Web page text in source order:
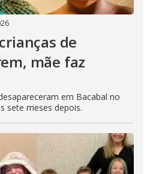
de
mãe faz
em Bacabal no
sete meses depois.